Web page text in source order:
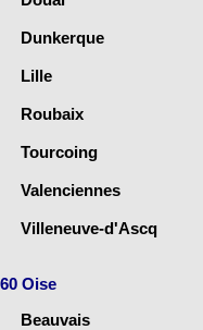
Dunkerque
Lille
Roubaix
Tourcoing
Valenciennes
Villeneuve-d'Ascq
60 Oise
Beauvais